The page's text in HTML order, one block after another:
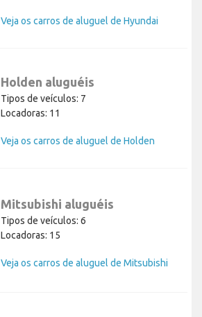
Veja os carros de aluguel de Hyundai
Holden aluguéis
Tipos de veículos: 7
Locadoras: 11
Veja os carros de aluguel de Holden
Mitsubishi aluguéis
Tipos de veículos: 6
Locadoras: 15
Veja os carros de aluguel de Mitsubishi